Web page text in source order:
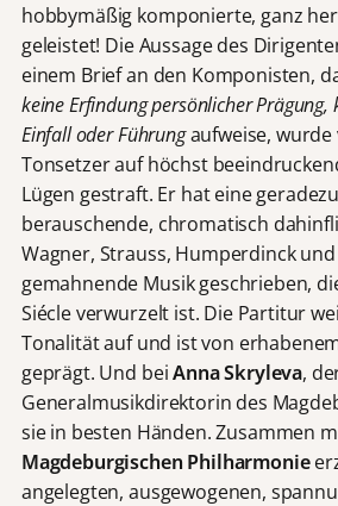
hobbymäßig komponierte, ganz
geleistet! Die Aussage des
einem Brief an den Komponisten,
keine Erfindung persönlicher
Einfall oder Führungaufweise,
Tonsetzer auf höchst
Lügen gestraft. Er hat eine
berauschende, chromatisch
Wagner, Strauss, Humperdinck
gemahnende Musik geschrieben,
Siécle verwurzelt ist. Die Partitur
Tonalität auf und ist von
geprägt. Und beiAnna Skryleva,
Generalmusikdirektorin des
sie in besten Händen. Zusammen
Magdeburgischen Philharmonie
angelegten, ausgewogenen,